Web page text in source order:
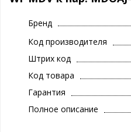
Бренд
Код производителя
Штрих код
Код товара
Гарантия
Полное описание